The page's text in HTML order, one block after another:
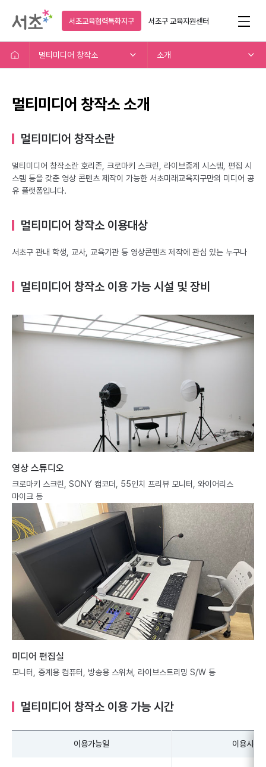
서초교육협력특화지구 서초구교육지원센터
멀티미디어 창작소 소개
멀티미디어 창작소 소개
멀티미디어 창작소란
멀티미디어 창작소란 호리존, 크로마키 스크린, 라이브중계 시스템, 편집 시
스템 등을 갖춘 영상 콘텐츠 제작이 가능한 서초미래교육지구만의 미디어 공
유 플랫폼입니다.
멀티미디어 창작소 이용대상
서초구 관내 학생, 교사, 교육기관 등 영상콘텐츠 제작에 관심 있는 누구나
멀티미디어 창작소 이용 가능 시설 및 장비
영상 스튜디오
크로마키 스크린, SONY 캠코더, 55인치 프리뷰 모니터, 와이어리스
마이크 등
미디어 편집실
모니터, 중계용 컴퓨터, 방송용 스위쳐, 라이브스트리밍 S/W 등
멀티미디어 창작소 이용 가능 시간
이용가능일 이용시간